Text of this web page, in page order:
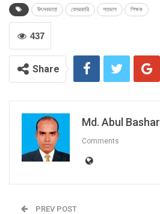
উৎসবভাতা বেসরকারি শতভাগ শিক্ষক
437
Share
Md. Abul Bashar
Comments
PREV POST